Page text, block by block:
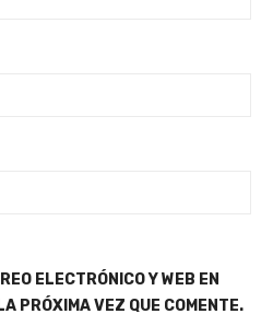
ELECTRÓNICO Y WEB EN
PRÓXIMA VEZ QUE COMENTE.